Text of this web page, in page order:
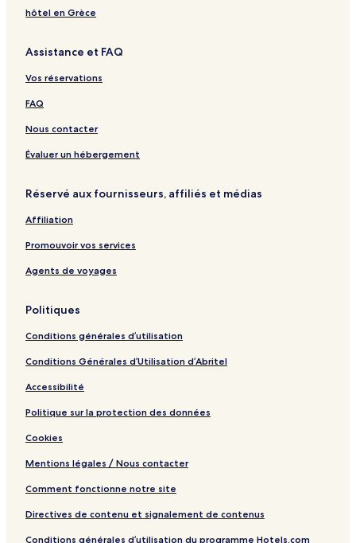
Piedmont : hôtels
Saint-Sauveur : hôtels
Sainte-Agathe-Des-Monts : hôtels Hôtels avec parking
Sainte-Agathe-Des-Monts : hôtels
Mont-Blanc : hôtels Hôtels avec parking
Mont-Blanc : hôtels
Val-David : hôtels
Mont-Tremblant : hôtels Hôtels avec piscine
Mont-Tremblant : hôtels Hôtels avec parking
Mont-Tremblant : hôtels Hôtels avec centre de fitness
Mont-Tremblant : Appart’hôtels
Mont-Tremblant : Complexes hôteliers
Mont-Tremblant : Chambres d’hôtes
Mont-Tremblant : hôtels Hôtels pas chers
Mont-Tremblant : hôtels Hôtels de luxe
Mont-Tremblant : hôtels 2 étoiles
Mont-Tremblant : hôtels 3 étoiles
Mont-Tremblant : hôtels Hôtels d’affaires
Mont-Tremblant : hôtels Hôtels avec golf
Mont-Tremblant : hôtels
hôtel en Grèce
Assistance et FAQ
Vos réservations
FAQ
Nous contacter
Évaluer un hébergement
Réservé aux fournisseurs, affiliés et médias
Affiliation
Promouvoir vos services
Agents de voyages
Politiques
Conditions générales d’utilisation
Conditions Générales d’Utilisation d’Abritel
Accessibilité
Politique sur la protection des données
Cookies
Mentions légales / Nous contacter
Comment fonctionne notre site
Directives de contenu et signalement de contenus
Conditions générales d’utilisation du programme Hotels.com